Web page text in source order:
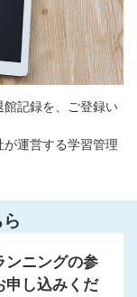
記録を、ご登録い
運営する学習管理
ンニングの参
申し込みくだ